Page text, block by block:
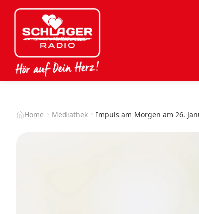
Home Mediathek Impuls am Morgen am 26.